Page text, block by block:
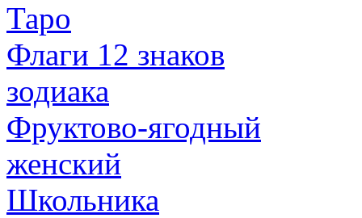
Таро
Флаги 12 знаков
зодиака
Фруктово-ягодный
женский
Школьника